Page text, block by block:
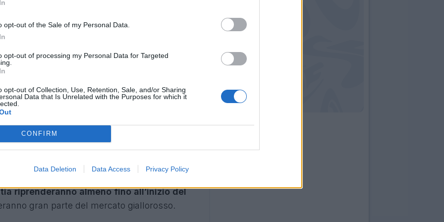
opt-out of the Sale of my Personal Data.
opt-out of processing my Personal Data for Targeted
opt-out of Collection, Use, Retention, Sale, and/or Sharing
Data that Is Unrelated with the Purposes for which it
CONFIRM
Data Deletion Data Access Privacy Policy
squadra hanno preso posizione
di trattenere Benatiae, nonostante le
sembra essere delle migliori. E’ stato
a scendere in campo per convincere il
la cena di giovedì sera, smentita
il difensore ha portato ad un accordo tra le
Romadovrà presentarsi alla dirigenza
e congrua.
riprenderanno almeno fino all’inizio del
gran parte del mercato giallorosso.